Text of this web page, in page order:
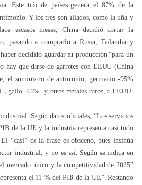
Este trío de países genera el 87% de la
Y los tres son aliados, como la uña y
escasos meses, China decidió cortar la
pasando a comprarlo a Rusia, Tailandia y
decidido guardar su producción “para un
hay que darse de garrotes con EEUU (China
el suministro de antimonio, germanio -95%
, galio -67%- y otros metales raros, a EEUU.
Según datos oficiales, “Los servicios
de la UE y la industria representa casi todo
“casi” de la frase es obsceno, pues insinúa
industrial, y no es así. Según se indica en
mercado único y la competitividad de 2025”
el 11 % del PIB de la UE”. Restando